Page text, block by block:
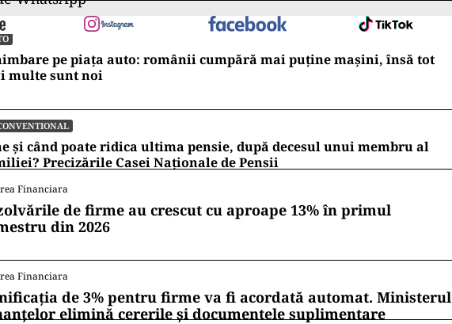
pe piața auto: românii cumpără mai puține mașini, însă tot
multe sunt noi
și când poate ridica ultima pensie, după decesul unui membru al
Precizările Casei Naționale de Pensii
Financiara
de firme au crescut cu aproape 13% în primul
din 2026
Financiara
de 3% pentru firme va fi acordată automat. Ministerul
elimină cererile și documentele suplimentare